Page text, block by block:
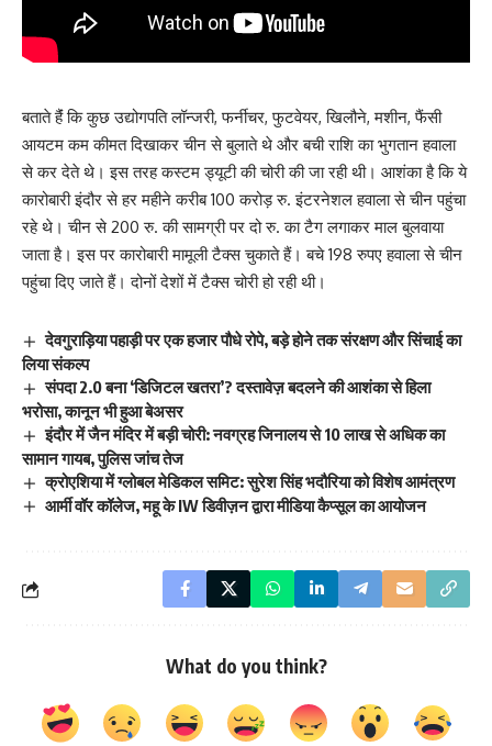
बताते हैंं कि कुछ उद्योगपति लॉन्जरी, फर्नीचर, फुटवेयर, खिलौने, मशीन, फैंसी
आयटम कम कीमत दिखाकर चीन से बुलाते थे और बची राशि का भुगतान हवाला
से कर देते थे। इस तरह कस्टम ड्यूटी की चोरी की जा रही थी। आशंका है कि ये
कारोबारी इंदौर से हर महीने करीब 100 करोड़ रु. इंटरनेशल हवाला से चीन पहुंचा
रहे थे। चीन से 200 रु. की सामग्री पर दो रु. का टैग लगाकर माल बुलवाया
जाता है। इस पर कारोबारी मामूली टैक्स चुकाते हैं। बचे 198 रुपए हवाला से चीन
पहुंचा दिए जाते हैं। दोनों देशों में टैक्स चोरी हो रही थी।
देवगुराड़िया पहाड़ी पर एक हजार पौधे रोपे, बड़े होने तक संरक्षण और सिंचाई का
लिया संकल्प
संपदा 2.0 बना ‘डिजिटल खतरा’? दस्तावेज़ बदलने की आशंका से हिला
भरोसा, कानून भी हुआ बेअसर
इंदौर में जैन मंदिर में बड़ी चोरी: नवग्रह जिनालय से 10 लाख से अधिक का
सामान गायब, पुलिस जांच तेज
क्रोएशिया में ग्लोबल मेडिकल समिट: सुरेश सिंह भदौरिया को विशेष आमंत्रण
आर्मी वॉर कॉलेज, महू के IW डिवीज़न द्वारा मीडिया कैप्सूल का आयोजन
What do you think?